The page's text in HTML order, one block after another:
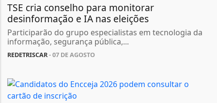
TSE cria conselho para monitorar
desinformação e IA nas eleições
Participarão do grupo especialistas em tecnologia da
informação, segurança pública,...
REDETRISCAR- 07 DE AGOSTO